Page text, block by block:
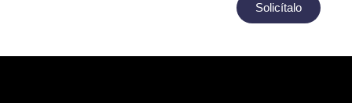
Solicítalo